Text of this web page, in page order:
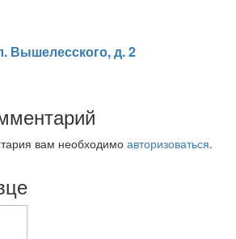
Вышелесского, д. 2
вам необходимо авторизоваться.